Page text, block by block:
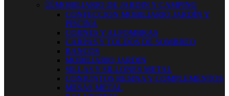
 MOBILIARIO DE JARDIN Y CAMPING
CONFECCION MOBILIARIO JARDÍN Y
PISCINA
COJINES Y ALFOMBRAS
CARPAS Y TOLDOS DE SOMBREO
BANCOS
MOBILIARIO JARDIN
SILLAS Y SILLONES METAL
CONJUNTOS RESINA Y COMPLEMENTOS
MESAS METAL